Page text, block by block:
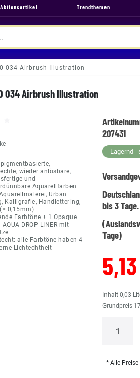
Aktionsartikel Trendthemen
034 Airbrush Illustration
034 Airbrush Illustration
wieder anlösbare,
und
Aquarellfarben
Urban
Kalligrafie, Handlettering,
0,15mm)
Farbtöne + 1 Opaque
DROP LINER mit
alle Farbtöne haben 4
Lichtechtheit
207431
Lagernd -
bis 3 Tage.
Tage)
Inhalt0,03
Grundpreis
* Alle